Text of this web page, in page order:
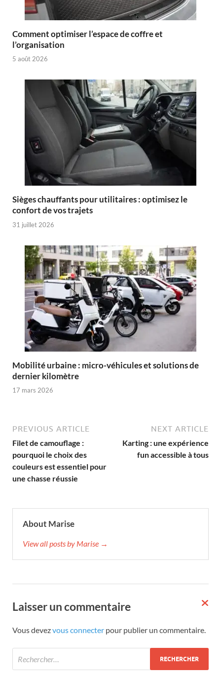
Comment optimiser l’espace de coffre et
l’organisation
5 août 2026
Sièges chauffants pour utilitaires : optimisez le
confort de vos trajets
31 juillet 2026
Mobilité urbaine : micro-véhicules et solutions de
dernier kilomètre
17 mars 2026
PREVIOUS ARTICLE
Filet de camouflage :
pourquoi le choix des
couleurs est essentiel pour
une chasse réussie
NEXT ARTICLE
Karting : une expérience
fun accessible à tous
About Marise
View all posts by Marise →
Laisser un commentaire
Vous devezvous connecter pour publier un commentaire.